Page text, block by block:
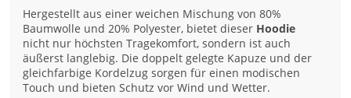
Hergestellt aus einer weichen Mischung von 80%
Baumwolle und 20% Polyester, bietet dieser Hoodie
nicht nur höchsten Tragekomfort, sondern ist auch
äußerst langlebig. Die doppelt gelegte Kapuze und der
gleichfarbige Kordelzug sorgen für einen modischen
Touch und bieten Schutz vor Wind und Wetter.